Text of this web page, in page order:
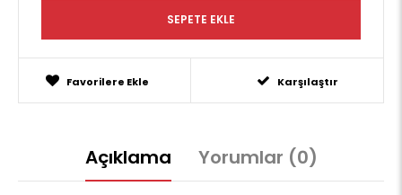
Favorilere Ekle Karşılaştır
Açıklama Yorumlar (0)